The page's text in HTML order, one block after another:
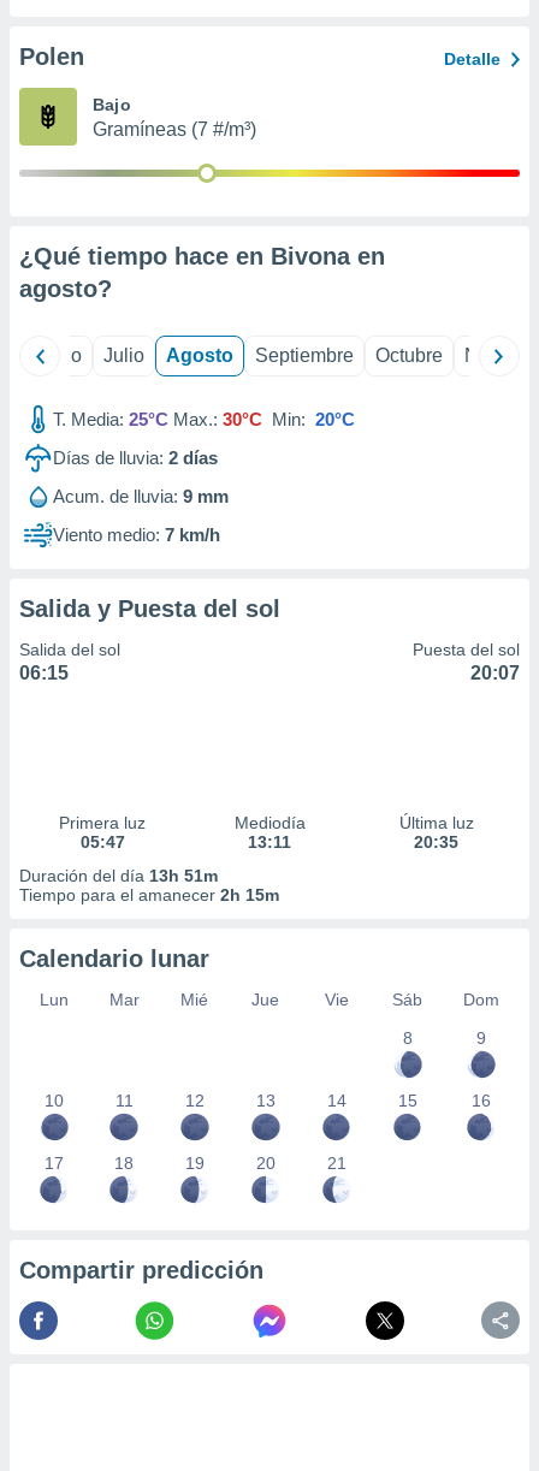
e
mediante
publicidad
publicidad
de
Polen Detalle
Bajo
Gramíneas (7 #/m³)
¿Qué tiempo hace en Bivona en
agosto?
Junio Julio Agosto Septiembre Octubre
T. Media: 25°C Max.: 30°C Min: 20°C
Días de lluvia: 2 días
Acum. de lluvia: 9 mm
Viento medio: 7 km/h
Salida y Puesta del sol
Salida del sol
06:15
Puesta del sol
20:07
Primera luz
05:47
Mediodía
13:11
Última luz
20:35
Duración del día 13h 51m
Tiempo para el amanecer 2h 15m
Calendario lunar
Lun Mar Mié Jue Vie Sáb
Dom
8
9
10 11 12 13 14 15 16
17 18 19 20 21
Compartir predicción